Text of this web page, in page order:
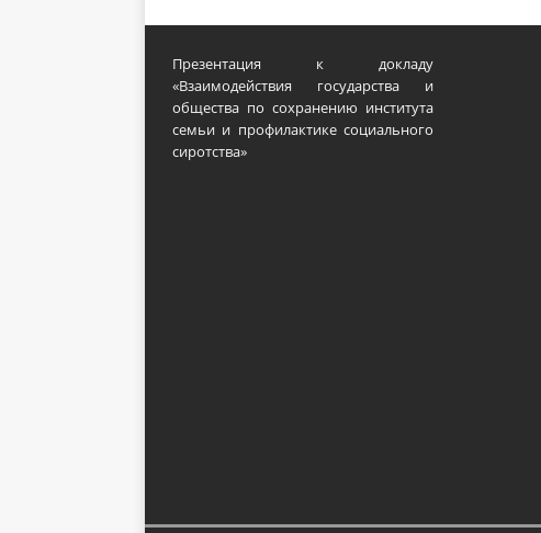
Презентация к докладу
«Взаимодействия государства и
общества по сохранению института
семьи и профилактике социального
сиротства»